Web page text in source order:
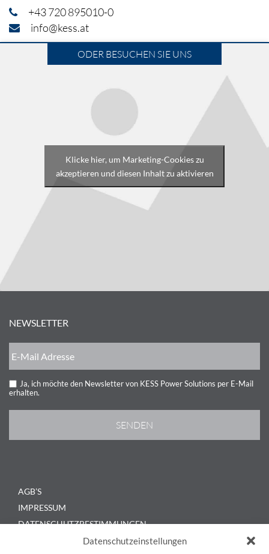
Datenschutzeinstellungen
+43 720 895010-0
info@kess.at
ODER BESUCHEN SIE UNS
Klicke hier, um Marketing-Cookies zu
akzeptieren und diesen Inhalt zu aktivieren
NEWSLETTER
Ja, ich möchte den Newsletter von KESS Power Solutions per E-Mail
erhalten.
AGB’S
IMPRESSUM
DATENSCHUTZBESTIMMUNGEN